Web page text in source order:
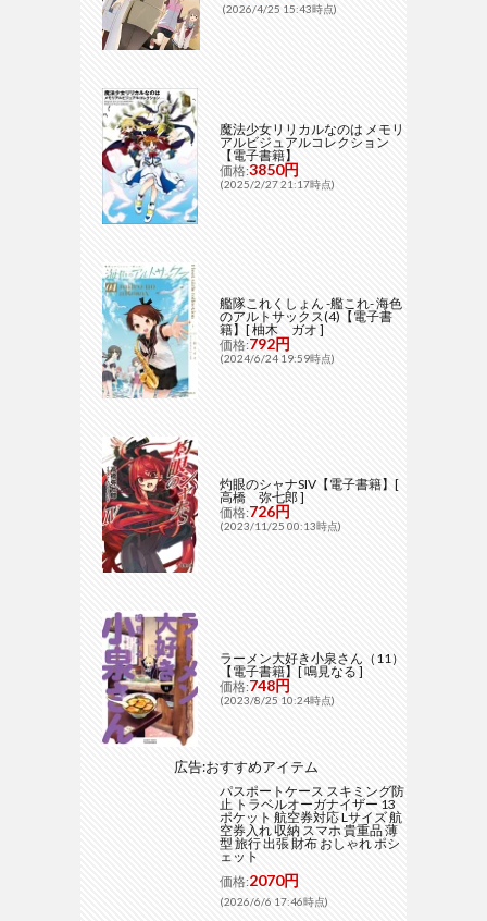
(2026/4/25 15:43時点)
魔法少女リリカルなのは メモリ
アルビジュアルコレクション
【電子書籍】
価格:3850円
(2025/2/27 21:17時点)
艦隊これくしょん -艦これ- 海色
のアルトサックス(4)【電子書
籍】[ 柚木 ガオ ]
価格:792円
(2024/6/24 19:59時点)
灼眼のシャナSIV【電子書籍】[
高橋 弥七郎 ]
価格:726円
(2023/11/25 00:13時点)
ラーメン大好き小泉さん（11）
【電子書籍】[ 鳴見なる ]
価格:748円
(2023/8/25 10:24時点)
広告:おすすめアイテム
パスポートケース スキミング防
止 トラベルオーガナイザー 13
ポケット 航空券対応 Lサイズ 航
空券入れ 収納 スマホ 貴重品 薄
型 旅行 出張 財布 おしゃれ ポシ
ェット
価格:2070円
(2026/6/6 17:46時点)